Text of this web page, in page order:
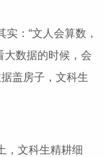
：“文人会算数，
大数据的时候，会
盖房子，文科生
，文科生精耕细